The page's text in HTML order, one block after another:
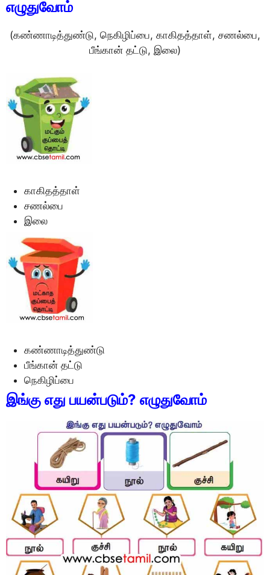
எழுதுவோம்
(கண்ணாடித்துண்டு, நெகிழிப்பை, காகிதத்தாள், சணல்பை,
பீங்கான் தட்டு, இலை)
காகிதத்தாள்
சணல்பை
இலை
கண்ணாடித்துண்டு
பீங்கான் தட்டு
நெகிழிப்பை
இங்கு எது பயன்படும்? எழுதுவோம்